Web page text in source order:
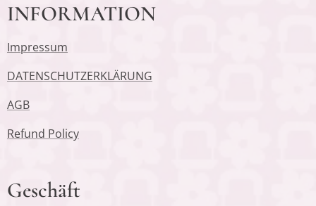
INFORMATION
Impressum
DATENSCHUTZERKLÄRUNG
AGB
Refund Policy
Geschäft